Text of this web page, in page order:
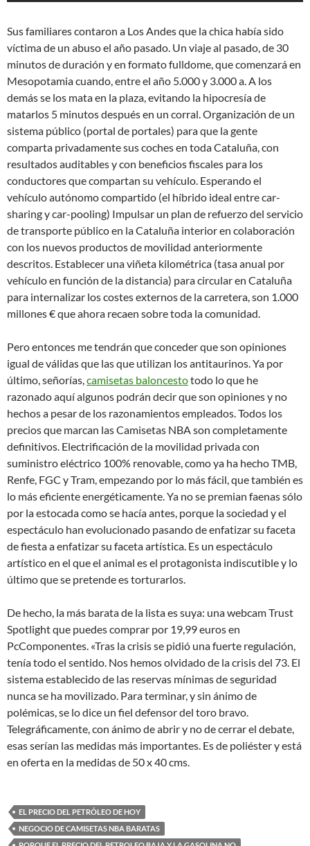
Sus familiares contaron a Los Andes que la chica había sido
víctima de un abuso el año pasado. Un viaje al pasado, de 30
minutos de duración y en formato fulldome, que comenzará en
Mesopotamia cuando, entre el año 5.000 y 3.000 a. A los
demás se los mata en la plaza, evitando la hipocresía de
matarlos 5 minutos después en un corral. Organización de un
sistema público (portal de portales) para que la gente
comparta privadamente sus coches en toda Cataluña, con
resultados auditables y con beneficios fiscales para los
conductores que compartan su vehículo. Esperando el
vehículo autónomo compartido (el híbrido ideal entre car-
sharing y car-pooling) Impulsar un plan de refuerzo del servicio
de transporte público en la Cataluña interior en colaboración
con los nuevos productos de movilidad anteriormente
descritos. Establecer una viñeta kilométrica (tasa anual por
vehículo en función de la distancia) para circular en Cataluña
para internalizar los costes externos de la carretera, son 1.000
millones € que ahora recaen sobre toda la comunidad.
Pero entonces me tendrán que conceder que son opiniones
igual de válidas que las que utilizan los antitaurinos. Ya por
último, señorías,camisetas baloncestotodo lo que he
razonado aquí algunos podrán decir que son opiniones y no
hechos a pesar de los razonamientos empleados. Todos los
precios que marcan las Camisetas NBA son completamente
definitivos. Electrificación de la movilidad privada con
suministro eléctrico 100% renovable, como ya ha hecho TMB,
Renfe, FGC y Tram, empezando por lo más fácil, que también es
lo más eficiente energéticamente. Ya no se premian faenas sólo
por la estocada como se hacía antes, porque la sociedad y el
espectáculo han evolucionado pasando de enfatizar su faceta
de fiesta a enfatizar su faceta artística. Es un espectáculo
artístico en el que el animal es el protagonista indiscutible y lo
último que se pretende es torturarlos.
De hecho, la más barata de la lista es suya: una webcam Trust
Spotlight que puedes comprar por 19,99 euros en
PcComponentes. «Tras la crisis se pidió una fuerte regulación,
tenía todo el sentido. Nos hemos olvidado de la crisis del 73. El
sistema establecido de las reservas mínimas de seguridad
nunca se ha movilizado. Para terminar, y sin ánimo de
polémicas, se lo dice un fiel defensor del toro bravo.
Telegráficamente, con ánimo de abrir y no de cerrar el debate,
esas serían las medidas más importantes. Es de poliéster y está
en oferta en la medidas de 50 x 40 cms.
EL PRECIO DEL PETRÓLEO DE HOY
NEGOCIO DE CAMISETAS NBA BARATAS